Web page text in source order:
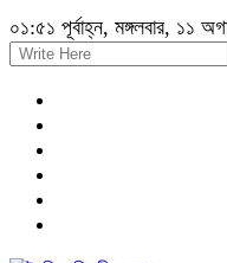
০১:৫১ পূর্বাহ্ন, মঙ্গলবার, ১১